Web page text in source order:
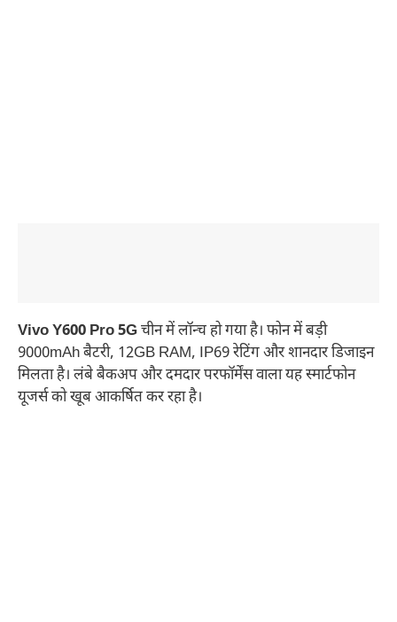
Vivo Y600 Pro 5Gचीन में लॉन्च हो गया है। फोन में बड़ी
9000mAh बैटरी, 12GB RAM, IP69 रेटिंग और शानदार डिजाइन
मिलता है। लंबे बैकअप और दमदार परफॉर्मेंस वाला यह स्मार्टफोन
यूजर्स को खूब आकर्षित कर रहा है।